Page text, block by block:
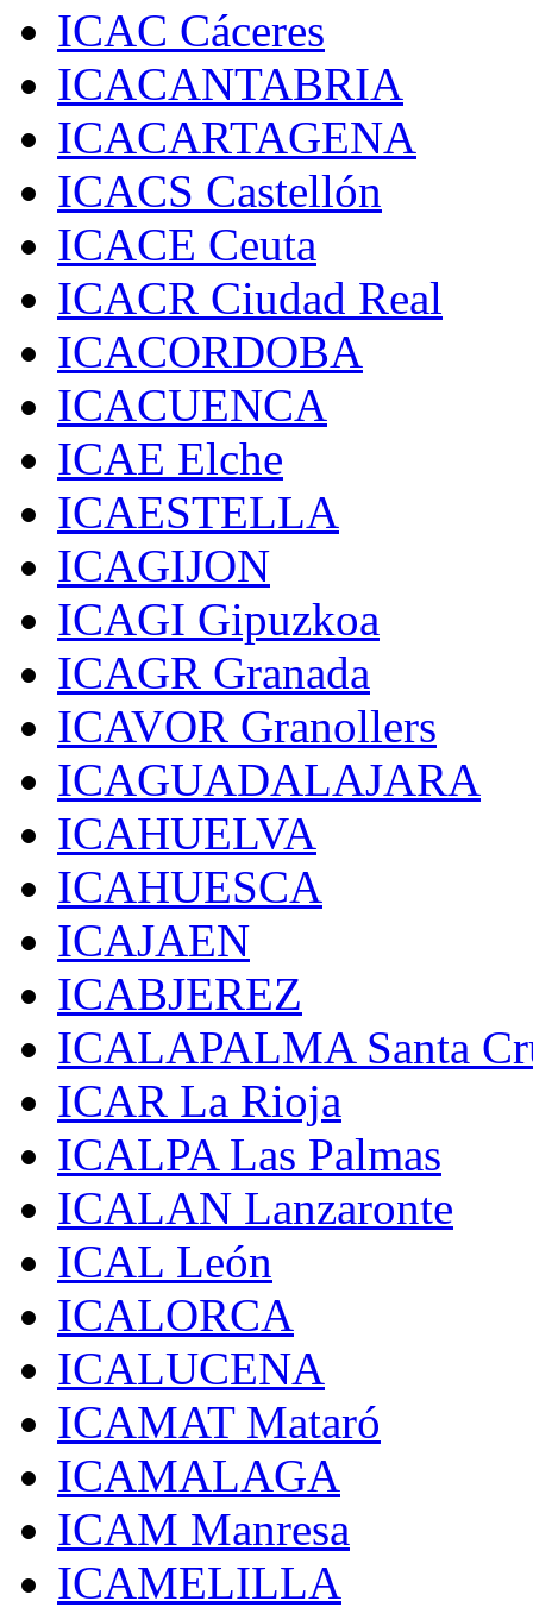
ICAC Cáceres
ICACANTABRIA
ICACARTAGENA
ICACS Castellón
ICACE Ceuta
ICACR Ciudad Real
ICACORDOBA
ICACUENCA
ICAE Elche
ICAESTELLA
ICAGIJON
ICAGI Gipuzkoa
ICAGR Granada
ICAVOR Granollers
ICAGUADALAJARA
ICAHUELVA
ICAHUESCA
ICAJAEN
ICABJEREZ
ICALAPALMA Santa
ICAR La Rioja
ICALPA Las Palmas
ICALAN Lanzaronte
ICAL León
ICALORCA
ICALUCENA
ICAMAT Mataró
ICAMALAGA
ICAM Manresa
ICAMELILLA